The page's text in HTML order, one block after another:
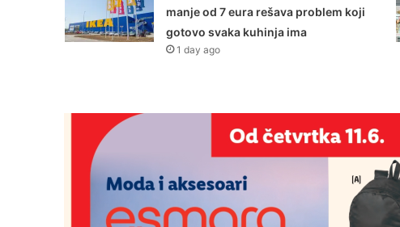
manje od 7 eura rešava problem koji
gotovo svaka kuhinja ima
1 day ago